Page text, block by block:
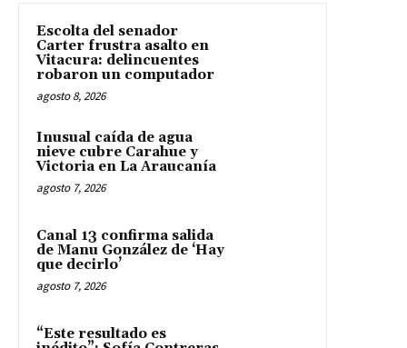
Escolta del senador
Carter frustra asalto en
Vitacura: delincuentes
robaron un computador
agosto 8, 2026
Inusual caída de agua
nieve cubre Carahue y
Victoria en La Araucanía
agosto 7, 2026
Canal 13 confirma salida
de Manu González de ‘Hay
que decirlo’
agosto 7, 2026
“Este resultado es